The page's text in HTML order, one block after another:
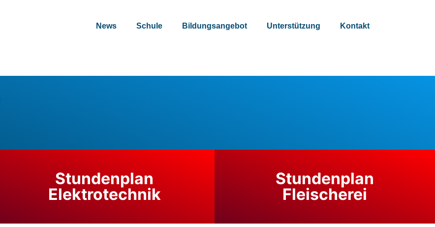
News Schule Bildungsangebot Unterstützung Kontakt
Stundenplan
Elektrotechnik
Stundenplan
Fleischerei